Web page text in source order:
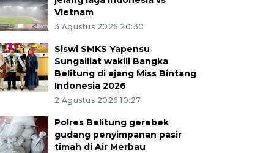
Vietnam
3 Agustus 2026 20:30
Siswi SMKS Yapensu
Sungailiat wakili Bangka
Belitung di ajang Miss Bintang
Indonesia 2026
2 Agustus 2026 10:27
Polres Belitung gerebek
gudang penyimpanan pasir
timah di Air Merbau